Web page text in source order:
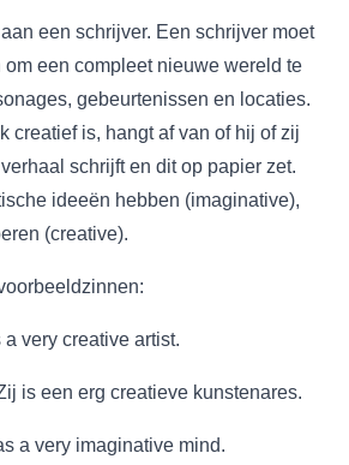
een schrijver. Een schrijver moet
een compleet nieuwe wereld te
gebeurtenissen en locaties.
creatief is, hangt af van of hij of zij
schrijft en dit op papier zet.
ideeën hebben (imaginative),
(creative).
a very creative artist.
is een erg creatieve kunstenares.
a very imaginative mind.